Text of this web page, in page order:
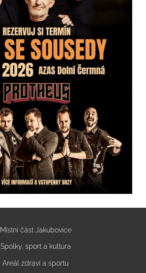
Místní část Jakubovice
Spolky, sport a kultura
Areál zdraví a sportu